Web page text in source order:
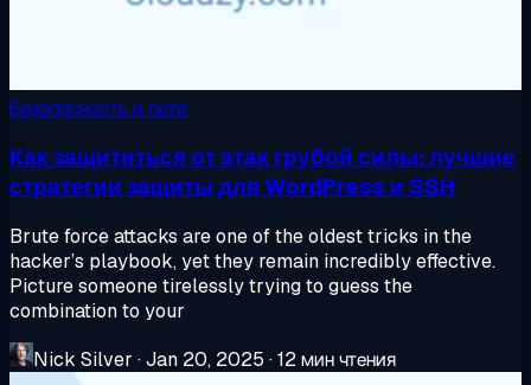
Безопасность и сети
Как защититься от атак грубой силы: лучшие
стратегии защиты для WordPress и SSH
Brute force attacks are one of the oldest tricks in the
hacker’s playbook, yet they remain incredibly effective.
Picture someone tirelessly trying to guess the
combination to your
Nick Silver ·Jan 20, 2025 ·12 мин чтения